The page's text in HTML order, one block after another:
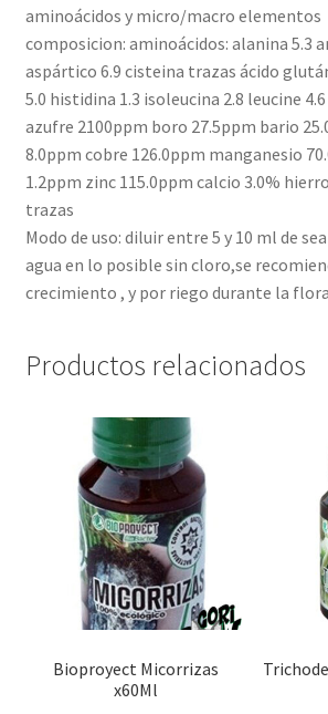
aminoácidos y micro/macro elementos
composicion: aminoácidos: alanina 5.3
aspártico 6.9 cisteina trazas ácido
5.0 histidina 1.3 isoleucina 2.8 leucine
azufre 2100ppm boro 27.5ppm bario
8.0ppm cobre 126.0ppm manganesio
1.2ppm zinc 115.0ppm calcio 3.0%
trazas
Modo de uso: diluir entre 5 y 10 ml de
agua en lo posible sin cloro,se
crecimiento , y por riego durante la
Productos relacionados
Bioproyect Micorrizas
x60Ml